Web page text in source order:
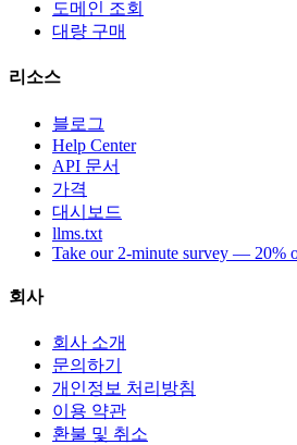
도메인 조회
대량 구매
리소스
블로그
Help Center
API 문서
가격
대시보드
llms.txt
Take our 2-minute survey — 20%
회사
회사 소개
문의하기
개인정보 처리방침
이용 약관
환불 및 취소